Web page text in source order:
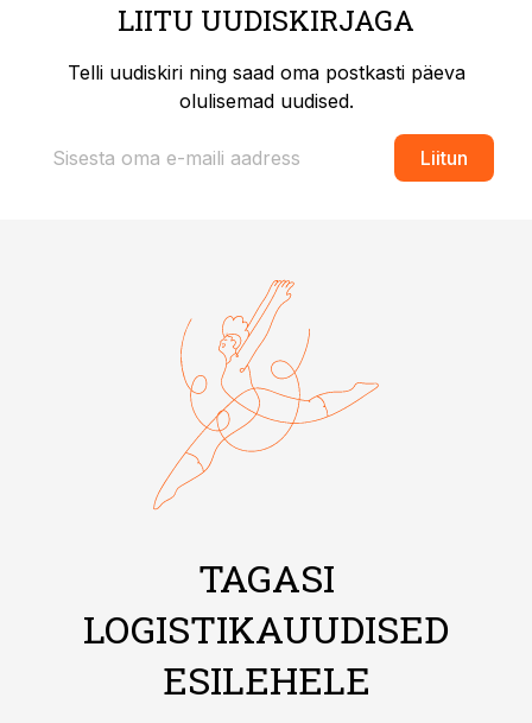
LIITU UUDISKIRJAGA
Telli uudiskiri ning saad oma postkasti päeva
olulisemad uudised.
Liitun
TAGASI
LOGISTIKAUUDISED
ESILEHELE